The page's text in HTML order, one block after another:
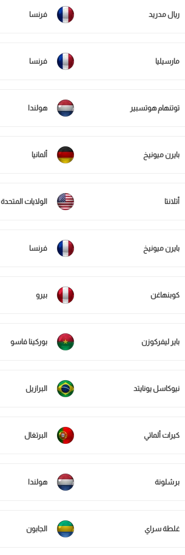
ريال مدريد فرنسا
مارسيليا فرنسا
توتنهام هوتسبير هولندا
بايرن ميونيخ ألمانيا
أتلانتا الولايات المتحدة
بايرن ميونيخ فرنسا
كوبنهاغن بيرو
باير ليفركوزن بوركينا فاسو
نيوكاسل يونايتد البرازيل
كيرات ألماتي البرتغال
برشلونة هولندا
غلطة سراي الجابون